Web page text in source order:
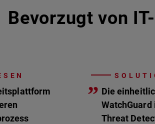
Bevorzugt von
” Die
Threat